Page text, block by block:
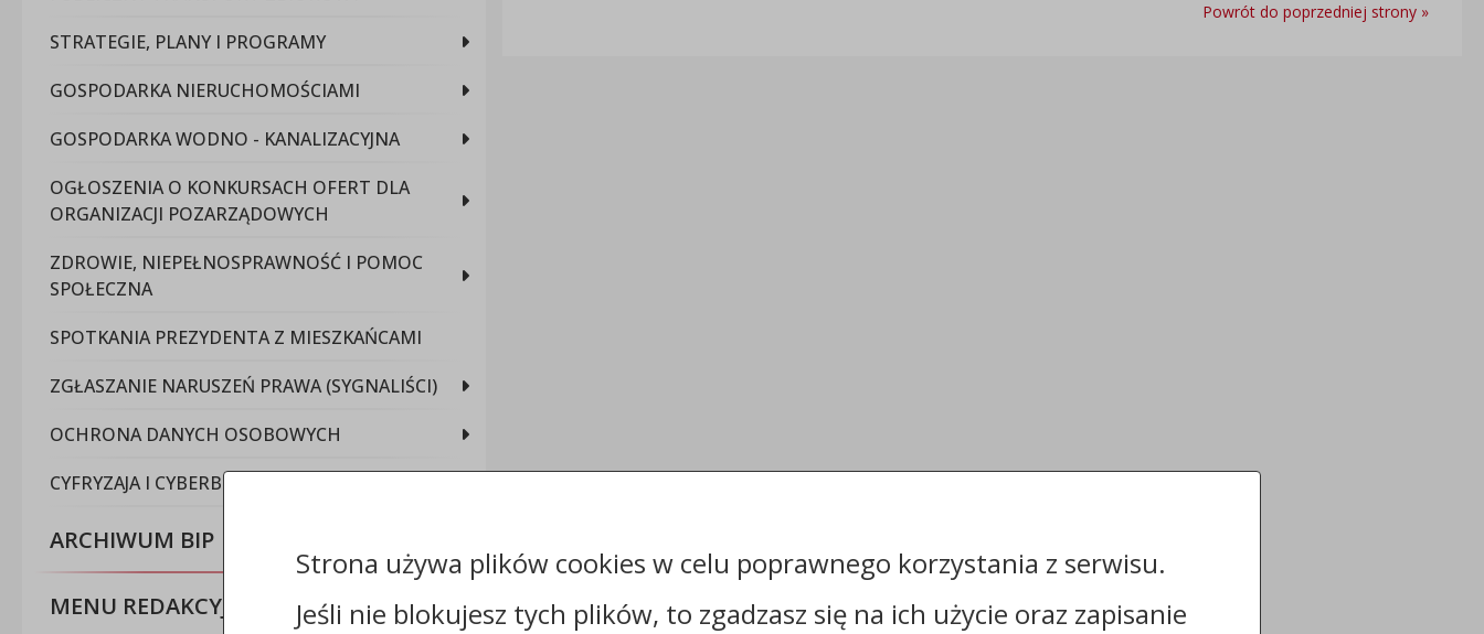
STRATEGIE, PLANY I PROGRAMY
GOSPODARKA NIERUCHOMOŚCIAMI
GOSPODARKA WODNO - KANALIZACYJNA
OGŁOSZENIA O KONKURSACH OFERT DLA
ORGANIZACJI POZARZĄDOWYCH
ZDROWIE, NIEPEŁNOSPRAWNOŚĆ I POMOC
SPOŁECZNA
SPOTKANIA PREZYDENTA Z MIESZKAŃCAMI
ZGŁASZANIE NARUSZEŃ PRAWA (SYGNALIŚCI)
OCHRONA DANYCH OSOBOWYCH
CYFRYZAJA I CYBERBEZPIECZEŃSTWO
ARCHIWUM BIP
MENU REDAKCYJNE
Powrót do poprzedniej strony »
Strona używa plików cookies w celu poprawnego korzystania z serwisu.
Jeśli nie blokujesz tych plików, to zgadzasz się na ich użycie oraz zapisanie